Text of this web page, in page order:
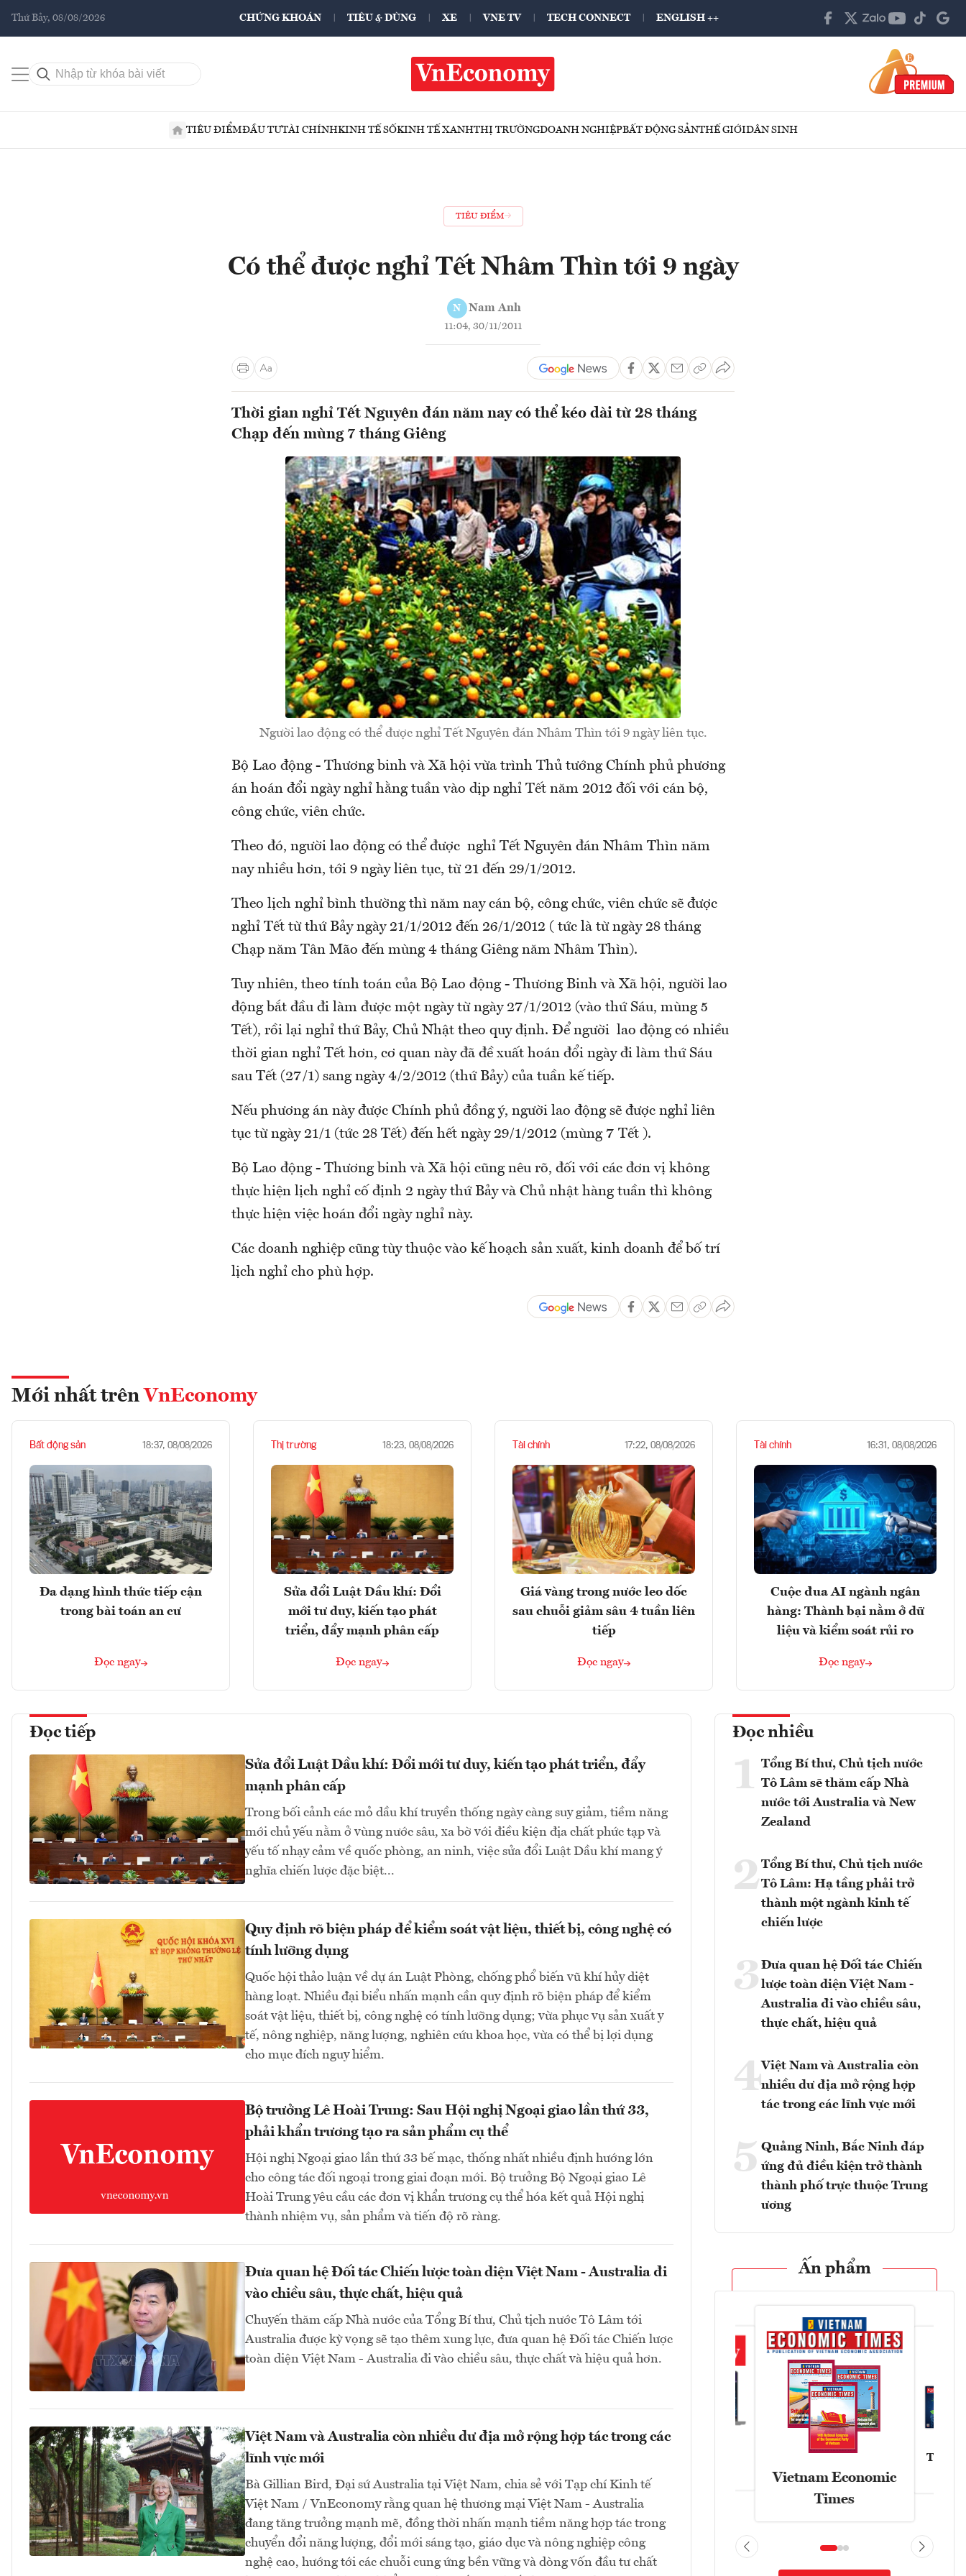
Thứ Bảy, 08/08/2026 CHỨNG KHOÁN TIÊU & DÙNG XE VNE TV TECH CONNECT ENGLISH ++
TIÊU ĐIỂMĐẦU TƯTÀI CHÍNHKINH TẾ SỐKINH TẾ XANHTHỊ TRƯỜNGDOANH NGHIỆPBẤT ĐỘNG SẢNTHẾ GIỚIDÂN SINH
TIÊU ĐIỂM
Có thể được nghỉ Tết Nhâm Thìn tới 9 ngày
N Nam Anh
11:04, 30/11/2011
Thời gian nghỉ Tết Nguyên đán năm nay có thể kéo dài từ 28 tháng
Chạp đến mùng 7 tháng Giêng
Người lao động có thể được nghỉ Tết Nguyên đán Nhâm Thìn tới 9 ngày liên tục.
Bộ Lao động - Thương binh và Xã hội vừa trình Thủ tướng Chính phủ phương
án hoán đổi ngày nghỉ hằng tuần vào dịp nghỉ Tết năm 2012 đối với cán bộ,
công chức, viên chức.
Theo đó, người lao động có thể được nghỉ Tết Nguyên đán Nhâm Thìn năm
nay nhiều hơn, tới 9 ngày liên tục, từ 21 đến 29/1/2012.
Theo lịch nghỉ bình thường thì năm nay cán bộ, công chức, viên chức sẽ được
nghỉ Tết từ thứ Bảy ngày 21/1/2012 đến 26/1/2012 ( tức là từ ngày 28 tháng
Chạp năm Tân Mão đến mùng 4 tháng Giêng năm Nhâm Thìn).
Tuy nhiên, theo tính toán của Bộ Lao động - Thương Binh và Xã hội, người lao
động bắt đầu đi làm được một ngày từ ngày 27/1/2012 (vào thứ Sáu, mùng 5
Tết), rồi lại nghỉ thứ Bảy, Chủ Nhật theo quy định. Để người lao động có nhiều
thời gian nghỉ Tết hơn, cơ quan này đã đề xuất hoán đổi ngày đi làm thứ Sáu
sau Tết (27/1) sang ngày 4/2/2012 (thứ Bảy) của tuần kế tiếp.
Nếu phương án này được Chính phủ đồng ý, người lao động sẽ được nghỉ liên
tục từ ngày 21/1 (tức 28 Tết) đến hết ngày 29/1/2012 (mùng 7 Tết ).
Bộ Lao động - Thương binh và Xã hội cũng nêu rõ, đối với các đơn vị không
thực hiện lịch nghỉ cố định 2 ngày thứ Bảy và Chủ nhật hàng tuần thì không
thực hiện việc hoán đổi ngày nghỉ này.
Các doanh nghiệp cũng tùy thuộc vào kế hoạch sản xuất, kinh doanh để bố trí
lịch nghỉ cho phù hợp.
Mới nhất trên VnEconomy
Bất động sản 18:37, 08/08/2026
Đa dạng hình thức tiếp cận
trong bài toán an cư
Đọc ngay
Thị trường 18:23, 08/08/2026
Sửa đổi Luật Dầu khí: Đổi
mới tư duy, kiến tạo phát
triển, đẩy mạnh phân cấp
Đọc ngay
Tài chính 17:22, 08/08/2026
Giá vàng trong nước leo dốc
sau chuỗi giảm sâu 4 tuần liên
tiếp
Đọc ngay
Tài chính 16:31, 08/08/2026
Cuộc đua AI ngành ngân
hàng: Thành bại nằm ở dữ
liệu và kiểm soát rủi ro
Đọc ngay
Đọc tiếp
Sửa đổi Luật Dầu khí: Đổi mới tư duy, kiến tạo phát triển, đẩy
mạnh phân cấp
Trong bối cảnh các mỏ dầu khí truyền thống ngày càng suy giảm, tiềm năng
mới chủ yếu nằm ở vùng nước sâu, xa bờ với điều kiện địa chất phức tạp và
yếu tố nhạy cảm về quốc phòng, an ninh, việc sửa đổi Luật Dầu khí mang ý
nghĩa chiến lược đặc biệt...
Quy định rõ biện pháp để kiểm soát vật liệu, thiết bị, công nghệ có
tính lưỡng dụng
Quốc hội thảo luận về dự án Luật Phòng, chống phổ biến vũ khí hủy diệt
hàng loạt. Nhiều đại biểu nhấn mạnh cần quy định rõ biện pháp để kiểm
soát vật liệu, thiết bị, công nghệ có tính lưỡng dụng; vừa phục vụ sản xuất y
tế, nông nghiệp, năng lượng, nghiên cứu khoa học, vừa có thể bị lợi dụng
cho mục đích nguy hiểm.
Bộ trưởng Lê Hoài Trung: Sau Hội nghị Ngoại giao lần thứ 33,
phải khẩn trương tạo ra sản phẩm cụ thể
Hội nghị Ngoại giao lần thứ 33 bế mạc, thống nhất nhiều định hướng lớn
cho công tác đối ngoại trong giai đoạn mới. Bộ trưởng Bộ Ngoại giao Lê
Hoài Trung yêu cầu các đơn vị khẩn trương cụ thể hóa kết quả Hội nghị
thành nhiệm vụ, sản phẩm và tiến độ rõ ràng.
Đưa quan hệ Đối tác Chiến lược toàn diện Việt Nam - Australia đi
vào chiều sâu, thực chất, hiệu quả
Chuyến thăm cấp Nhà nước của Tổng Bí thư, Chủ tịch nước Tô Lâm tới
Australia được kỳ vọng sẽ tạo thêm xung lực, đưa quan hệ Đối tác Chiến lược
toàn diện Việt Nam - Australia đi vào chiều sâu, thực chất và hiệu quả hơn.
Việt Nam và Australia còn nhiều dư địa mở rộng hợp tác trong các
lĩnh vực mới
Bà Gillian Bird, Đại sứ Australia tại Việt Nam, chia sẻ với Tạp chí Kinh tế
Việt Nam / VnEconomy rằng quan hệ thương mại Việt Nam - Australia
đang tăng trưởng mạnh mẽ, đồng thời nhấn mạnh tiềm năng hợp tác trong
chuyển đổi năng lượng, đổi mới sáng tạo, giáo dục và nông nghiệp công
nghệ cao, hướng tới các chuỗi cung ứng bền vững và dòng vốn đầu tư chất
Đọc nhiều
1 Tổng Bí thư, Chủ tịch nước
Tô Lâm sẽ thăm cấp Nhà
nước tới Australia và New
Zealand
2Tổng Bí thư, Chủ tịch nước
Tô Lâm: Hạ tầng phải trở
thành một ngành kinh tế
chiến lược
3 Đưa quan hệ Đối tác Chiến
lược toàn diện Việt Nam -
Australia đi vào chiều sâu,
thực chất, hiệu quả
4Việt Nam và Australia còn
nhiều dư địa mở rộng hợp
tác trong các lĩnh vực mới
5 Quảng Ninh, Bắc Ninh đáp
ứng đủ điều kiện trở thành
thành phố trực thuộc Trung
ương
Ấn phẩm
Vietnam Economic
Times
Tạp